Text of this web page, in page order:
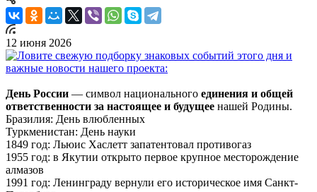
12 июня 2026
День России — символ национального единения и общей
ответственности за настоящее и будущее нашей Родины.
Бразилия: День влюбленных
Туркменистан: День науки
1849 год: Льюис Хаслетт запатентовал противогаз
1955 год: в Якутии открыто первое крупное месторождение
алмазов
1991 год: Ленинграду вернули его историческое имя Санкт-